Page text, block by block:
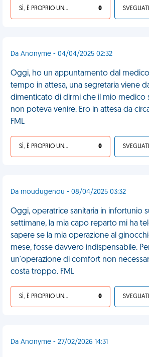
SÌ, È PROPRIO UNA VDM! 0
Da Anonyme - 04/04/2025 02:32
Oggi, ho un appuntamento dal
tempo in attesa, una segretaria viene
dimenticato di dirmi che il mio medico
non poteva venire. Ero in attesa da
FML
SÌ, È PROPRIO UNA VDM! 0
Da moudugenou - 08/04/2025 03:32
Oggi, operatrice sanitaria in infortunio
settimane, la mia capo reparto mi ha
sapere se la mia operazione al
mese, fosse davvero indispensabile.
un'operazione di comfort non
costa troppo. FML
SÌ, È PROPRIO UNA VDM! 0
Da Anonyme - 27/02/2026 14:31